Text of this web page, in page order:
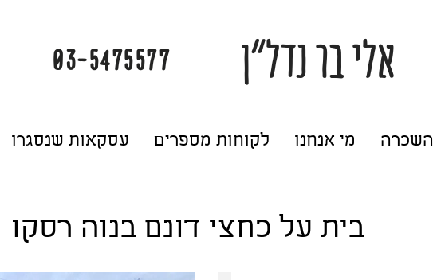
03-5475577 אלי בר נדל"ן
השכרה מי אנחנו לקוחות מספרים עסקאות שנסגרו
בית על כחצי דונם בנוה רסקו